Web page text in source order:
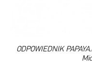
00:00
ODPOWIEDNIK